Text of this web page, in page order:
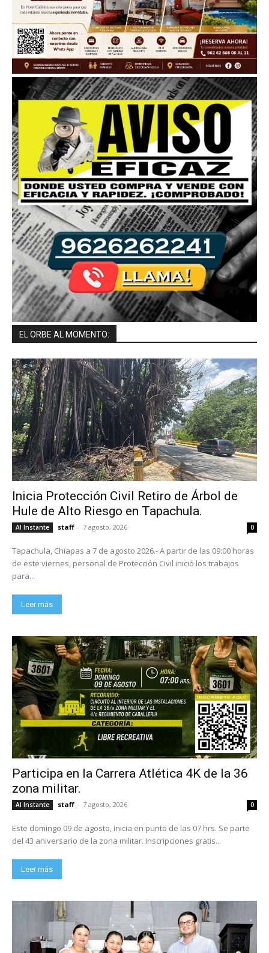
EL ORBE AL MOMENTO:
Inicia Protección Civil Retiro de Árbol de
Hule de Alto Riesgo en Tapachula.
Al Instante staff - 7 agosto, 2026 0
Tapachula, Chiapas a 7 de agosto 2026.- A partir de las 09:00 horas
de este viernes, personal de Protección Civil inició los trabajos
para...
Leer más
Participa en la Carrera Atlética 4K de la 36
zona militar.
Al Instante staff - 7 agosto, 2026 0
Este domingo 09 de agosto, inicia en punto de las 07 hrs. Se parte
del 43 aniversario de la zona militar. Inscripciones gratis...
Leer más